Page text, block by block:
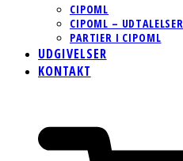
CIPOML
CIPOML – UDTALELSER
PARTIER I CIPOML
UDGIVELSER
KONTAKT